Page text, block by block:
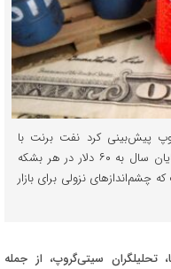
پیش‌بینی کرد نفت برنت با
کاهش اختلالات در تنگه هرمز، می‌تواند تا پایان سال به ۶۰ دلار در هر بشکه
نزولی برای بازار
سیتی‌گروپ، از جمله